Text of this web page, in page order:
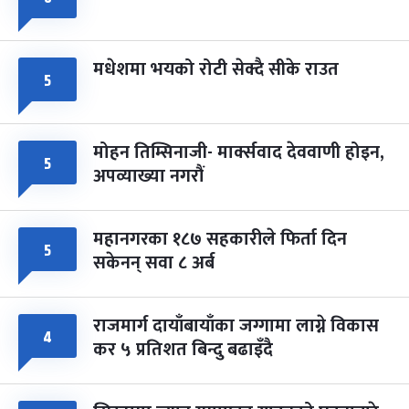
५ मधेशमा भयको रोटी सेक्दै सीके राउत
५ मोहन तिम्सिनाजी- मार्क्सवाद देववाणी होइन,
अपव्याख्या नगरौं
५ महानगरका १८७ सहकारीले फिर्ता दिन
सकेनन् सवा ८ अर्ब
४ राजमार्ग दायाँबायाँका जग्गामा लाग्ने विकास
कर ५ प्रतिशत बिन्दु बढाइँदै